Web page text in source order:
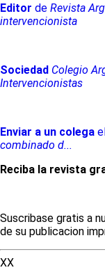
Editor de Revista
intervencionista
Sociedad Colegio
Intervencionistas
Enviar a un colega
combinado d...
Reciba la revista
Suscribase gratis a
de su publicacion
XX